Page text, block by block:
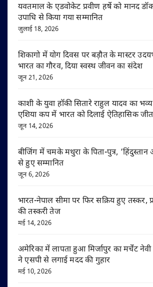
यवतमाल के एडवोकेट प्रवीण हर्षे को मानद
उपाधि से किया गया सम्मानित
जुलाई 18, 2026
शिकागो में योग दिवस पर बड़ौत के मास्टर
भारत का गौरव, दिया स्वस्थ जीवन का संदेश
जून 21, 2026
काशी के युवा हॉकी सितारे राहुल यादव का
एशिया कप में भारत को दिलाई ऐतिहासिक जीत
जून 14, 2026
बीजिंग में चमके मथुरा के पिता-पुत्र,
से हुए सम्मानित
जून 6, 2026
भारत-नेपाल सीमा पर फिर सक्रिय हुए तस्कर,
की तस्करी तेज
मई 14, 2026
अमेरिका में लापता हुआ मिर्जापुर का मर्चेंट
ने एसपी से लगाई मदद की गुहार
मई 10, 2026